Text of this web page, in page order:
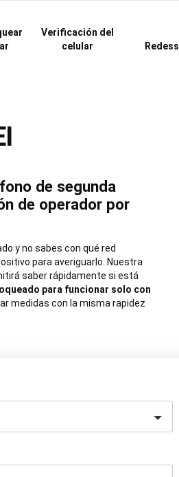
Verificación del
celular
Redess
de segunda
de operador por
y no sabes con qué red
para averiguarlo. Nuestra
saber rápidamente si está
para funcionar solo con
medidas con la misma rapidez